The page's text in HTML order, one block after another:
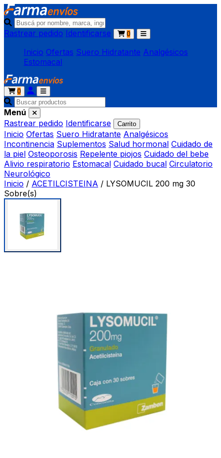
Rastrear pedido Identificarse 0
Inicio Ofertas Suero Hidratante Analgésicos
Estomacal
0
Menú
Rastrear pedido Identificarse Carrito
Inicio Ofertas Suero Hidratante Analgésicos
Incontinencia Suplementos Salud hormonal Cuidado de
la piel Osteoporosis Repelente piojos Cuidado del bebe
Alivio respiratorio Estomacal Cuidado bucal Circulatorio
Neurológico
Inicio / ACETILCISTEINA / LYSOMUCIL 200 mg 30
Sobre(s)